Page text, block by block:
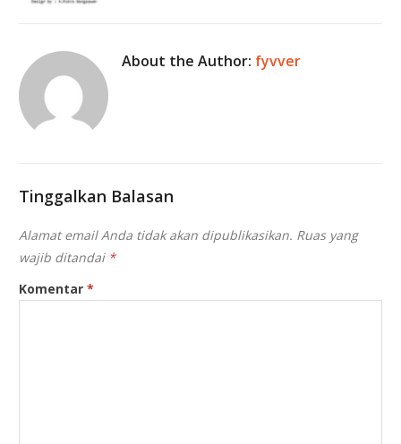
About the Author: fyvver
Tinggalkan Balasan
Alamat email Anda tidak akan dipublikasikan. Ruas yang
wajib ditandai *
Komentar*